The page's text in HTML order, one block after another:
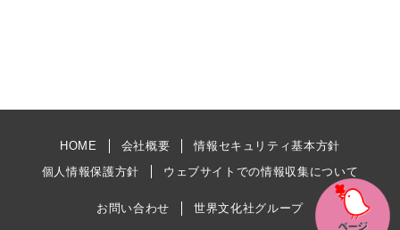
HOME 会社概要
情報セキュリティ基本方針
個人情報保護方針
ウェブサイトでの情報収集について
お問い合わせ 世界文化社グループ